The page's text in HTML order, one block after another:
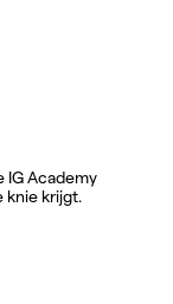
IG Academy
knie krijgt.